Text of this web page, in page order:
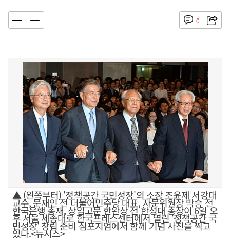
0
▲ (왼쪽부터) '정책공간 국민성장'의 소장 조윤제 서강대
교수, 문재인 전 더불어민주당 대표, 자문위원장 박승 전
한국은행 총재, 상임고문 한완상 전 한성대 총장이 6일 오
후 서울 세종대로 한국프레스센터에서 열린 '정책공간 국
민성장' 창립 준비 심포지엄에서 함께 기념 사진을 찍고
있다.<뉴시스>